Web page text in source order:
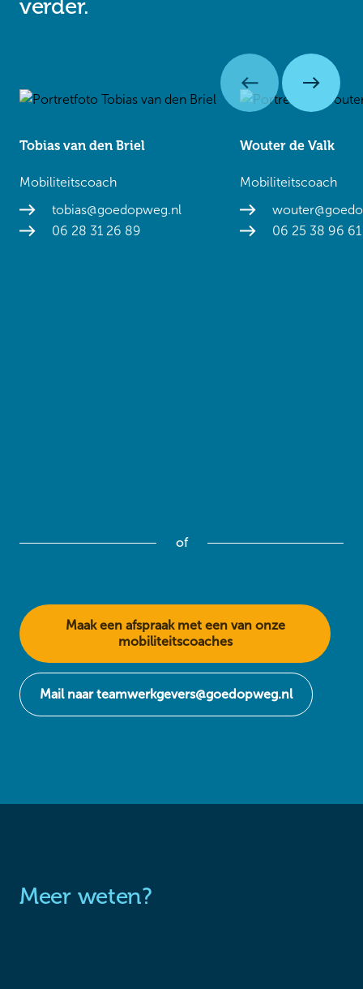
verder.
Tobias van den Briel
Mobiliteitscoach
tobias@goedopweg.nl
06 28 31 26 89
Wouter de Valk
Mobiliteitscoach
06 25 38 96 61
of
Maak een afspraak met een van onze
mobiliteitscoaches
Mail naar teamwerkgevers@goedopweg.nl
Meer weten?